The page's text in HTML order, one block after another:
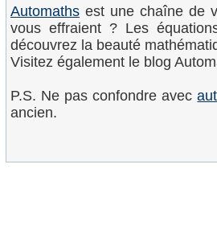
Automaths est une chaîne de
vous effraient ? Les
découvrez la beauté
Visitez également le blog
P.S. Ne pas confondre avec
ancien.